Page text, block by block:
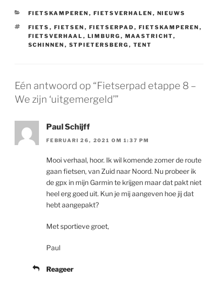
CATEGORIEËN
FIETSKAMPEREN , FIETSVERHALEN , NIEUWS
TAGS
FIETS , FIETSEN , FIETSERPAD , FIETSKAMPEREN ,
FIETSVERHAAL , LIMBURG , MAASTRICHT,
SCHINNEN , STPIETERSBERG , TENT
Eén antwoord op “Fietserpad etappe 8 –
We zijn ‘uitgemergeld’”
Paul Schijff
FEBRUARI 26, 2021 OM 1:37 PM
Mooi verhaal, hoor. Ik wil komende zomer de route
gaan fietsen, van Zuid naar Noord. Nu probeer ik
de gpx in mijn Garmin te krijgen maar dat pakt niet
heel erg goed uit. Kun je mij aangeven hoe jij dat
hebt aangepakt?
Met sportieve groet,
Paul
Reageer